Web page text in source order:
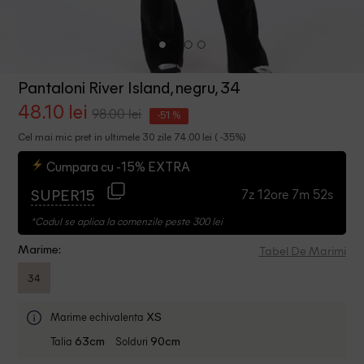
Pantaloni River Island, negru, 34
48.10 lei 98.00 lei -51 %
Cel mai mic pret in ultimele 30 zile 74.00 lei ( -35%)
Cumpara cu -15% EXTRA
SUPER15 7z 12ore 7m 52s
*Codul se aplica la comenzile peste 300 lei
Marime: Tabel De Marimi
34
Marime echivalenta XS
Talia 63cm Solduri 90cm